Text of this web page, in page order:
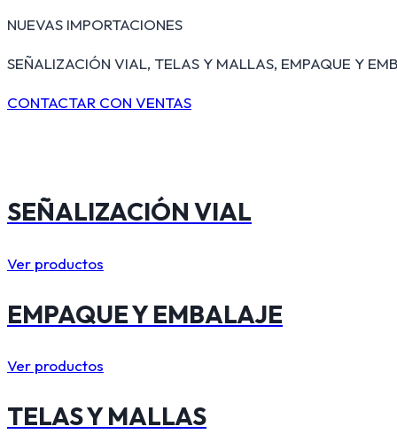
NUEVAS IMPORTACIONES
SEÑALIZACIÓN VIAL, TELAS Y MALLAS, EMPAQUE Y
CONTACTAR CON VENTAS
SEÑALIZACIÓN VIAL
Ver productos
EMPAQUE Y EMBALAJE
Ver productos
TELAS Y MALLAS